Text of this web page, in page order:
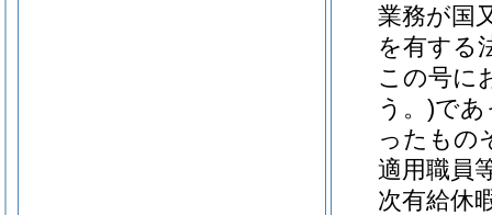
業務が国
を有する
この号に
う。)であ
ったもの
適用職員
次有給休